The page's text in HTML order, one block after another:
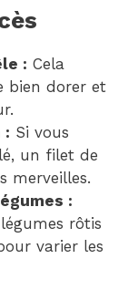
: Cela
bien dorer et
: Si vous
un filet de
merveilles.
:
rôtis
varier les